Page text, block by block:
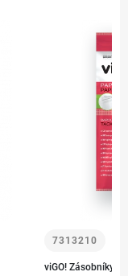
7313210
viGO! Zásobníky